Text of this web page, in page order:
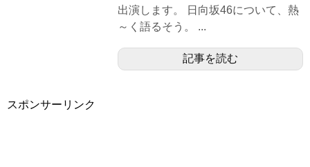
出演します。 日向坂46について、熱
～く語るそう。 ...
記事を読む
スポンサーリンク